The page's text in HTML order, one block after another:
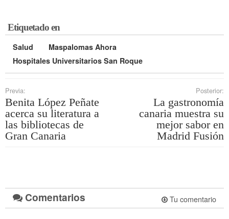
Etiquetado en
Salud
Maspalomas Ahora
Hospitales Universitarios San Roque
Previa:
Benita López Peñate
acerca su literatura a
las bibliotecas de
Gran Canaria
Posterior:
La gastronomía
canaria muestra su
mejor sabor en
Madrid Fusión
Comentarios Tu comentario